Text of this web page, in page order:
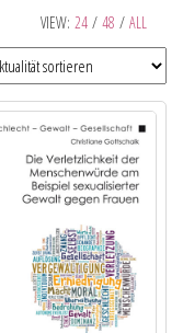
VIEW: 24 / 48 / ALL